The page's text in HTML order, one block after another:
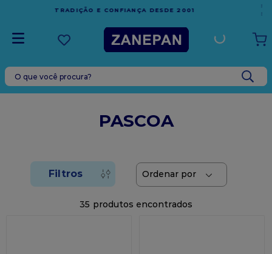
EM COMPRAS ACIMA DE R$1.000,00 PARA O
ESPÍRITO SANTO
O que você procura?
PASCOA
35
TERMOS MAIS BUSCADOS
top harald
vabene